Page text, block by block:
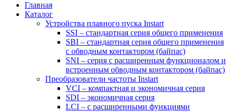
Главная
Каталог
Устройства плавного пуска Instart
SSI – стандартная серия общего применения
SBI – стандартная серия общего применения
с обводным контактором (байпас)
SNI – серия с расширенным функционалом и
встроенным обводным контактором (байпас)
Преобразователи частоты Instart
VCI – компактная и экономичная серия
SDI – экономичная серия
LCI – с расширенными функциями